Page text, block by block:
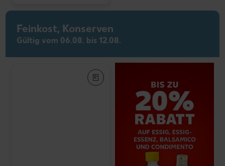
Feinkost, Konserven
Gültig vom 06.08. bis 12.08.